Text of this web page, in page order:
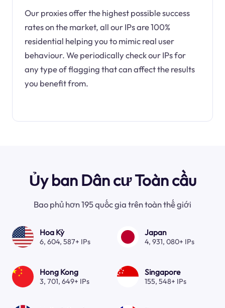
Our proxies offer the highest possible success
rates on the market, all our IPs are 100%
residential helping you to mimic real user
behaviour. We periodically check our IPs for
any type of flagging that can affect the results
you benefit from.
Ủy ban Dân cư Toàn cầu
Bao phủ hơn 195 quốc gia trên toàn thế giới
Hoa Kỳ
6, 604, 587+ IPs
Japan
4, 931, 080+ IPs
Hong Kong
3, 701, 649+ IPs
Singapore
155, 548+ IPs